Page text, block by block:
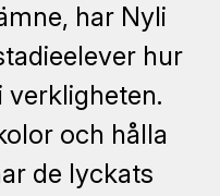
har Nyli
hur
verkligheten.
och hålla
de lyckats